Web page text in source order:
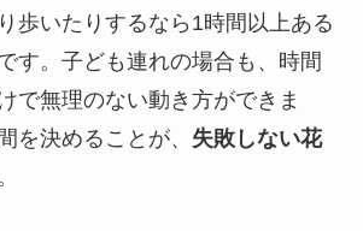
歩いたりするなら1時間以上ある
す。子ども連れの場合も、時間
で無理のない動き方ができま
を決めることが、 失敗しない花